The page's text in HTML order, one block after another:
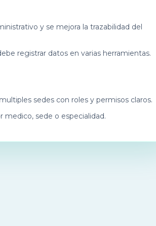
y se mejora la trazabilidad del
registrar datos en varias herramientas.
sedes con roles y permisos claros.
medico, sede o especialidad.